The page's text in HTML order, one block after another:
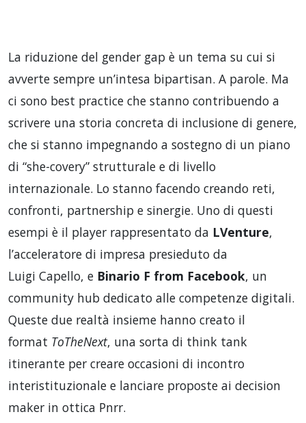
La riduzione del gender gap è un tema su cui si
avverte sempre un’intesa bipartisan. A parole. Ma
ci sono best practice che stanno contribuendo a
scrivere una storia concreta di inclusione di genere,
che si stanno impegnando a sostegno di un piano
di “she-covery” strutturale e di livello
internazionale. Lo stanno facendo creando reti,
confronti, partnership e sinergie. Uno di questi
esempi è il player rappresentato da LVenture,
l’acceleratore di impresa presieduto da
Luigi Capello, e Binario F from Facebook, un
community hub dedicato alle competenze digitali.
Queste due realtà insieme hanno creato il
format ToTheNext, una sorta di think tank
itinerante per creare occasioni di incontro
interistituzionale e lanciare proposte ai decision
maker in ottica Pnrr.